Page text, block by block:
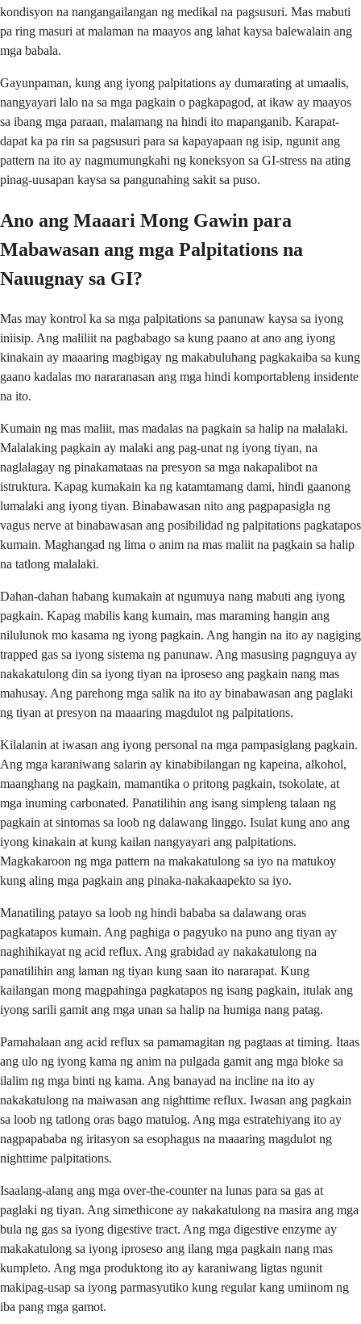
kondisyon na nangangailangan ng medikal na pagsusuri. Mas mabuti
pa ring masuri at malaman na maayos ang lahat kaysa balewalain ang
mga babala.
Gayunpaman, kung ang iyong palpitations ay dumarating at umaalis,
nangyayari lalo na sa mga pagkain o pagkapagod, at ikaw ay maayos
sa ibang mga paraan, malamang na hindi ito mapanganib. Karapat-
dapat ka pa rin sa pagsusuri para sa kapayapaan ng isip, ngunit ang
pattern na ito ay nagmumungkahi ng koneksyon sa GI-stress na ating
pinag-uusapan kaysa sa pangunahing sakit sa puso.
Ano ang Maaari Mong Gawin para
Mabawasan ang mga Palpitations na
Nauugnay sa GI?
Mas may kontrol ka sa mga palpitations sa panunaw kaysa sa iyong
iniisip. Ang maliliit na pagbabago sa kung paano at ano ang iyong
kinakain ay maaaring magbigay ng makabuluhang pagkakaiba sa kung
gaano kadalas mo nararanasan ang mga hindi komportableng insidente
na ito.
Kumain ng mas maliit, mas madalas na pagkain sa halip na malalaki.
Malalaking pagkain ay malaki ang pag-unat ng iyong tiyan, na
naglalagay ng pinakamataas na presyon sa mga nakapalibot na
istruktura. Kapag kumakain ka ng katamtamang dami, hindi gaanong
lumalaki ang iyong tiyan. Binabawasan nito ang pagpapasigla ng
vagus nerve at binabawasan ang posibilidad ng palpitations pagkatapos
kumain. Maghangad ng lima o anim na mas maliit na pagkain sa halip
na tatlong malalaki.
Dahan-dahan habang kumakain at ngumuya nang mabuti ang iyong
pagkain. Kapag mabilis kang kumain, mas maraming hangin ang
nilulunok mo kasama ng iyong pagkain. Ang hangin na ito ay nagiging
trapped gas sa iyong sistema ng panunaw. Ang masusing pagnguya ay
nakakatulong din sa iyong tiyan na iproseso ang pagkain nang mas
mahusay. Ang parehong mga salik na ito ay binabawasan ang paglaki
ng tiyan at presyon na maaaring magdulot ng palpitations.
Kilalanin at iwasan ang iyong personal na mga pampasiglang pagkain.
Ang mga karaniwang salarin ay kinabibilangan ng kapeina, alkohol,
maanghang na pagkain, mamantika o pritong pagkain, tsokolate, at
mga inuming carbonated. Panatilihin ang isang simpleng talaan ng
pagkain at sintomas sa loob ng dalawang linggo. Isulat kung ano ang
iyong kinakain at kung kailan nangyayari ang palpitations.
Magkakaroon ng mga pattern na makakatulong sa iyo na matukoy
kung aling mga pagkain ang pinaka-nakakaapekto sa iyo.
Manatiling patayo sa loob ng hindi bababa sa dalawang oras
pagkatapos kumain. Ang paghiga o pagyuko na puno ang tiyan ay
naghihikayat ng acid reflux. Ang grabidad ay nakakatulong na
panatilihin ang laman ng tiyan kung saan ito nararapat. Kung
kailangan mong magpahinga pagkatapos ng isang pagkain, itulak ang
iyong sarili gamit ang mga unan sa halip na humiga nang patag.
Pamahalaan ang acid reflux sa pamamagitan ng pagtaas at timing. Itaas
ang ulo ng iyong kama ng anim na pulgada gamit ang mga bloke sa
ilalim ng mga binti ng kama. Ang banayad na incline na ito ay
nakakatulong na maiwasan ang nighttime reflux. Iwasan ang pagkain
sa loob ng tatlong oras bago matulog. Ang mga estratehiyang ito ay
nagpapababa ng iritasyon sa esophagus na maaaring magdulot ng
nighttime palpitations.
Isaalang-alang ang mga over-the-counter na lunas para sa gas at
paglaki ng tiyan. Ang simethicone ay nakakatulong na masira ang mga
bula ng gas sa iyong digestive tract. Ang mga digestive enzyme ay
makakatulong sa iyong iproseso ang ilang mga pagkain nang mas
kumpleto. Ang mga produktong ito ay karaniwang ligtas ngunit
makipag-usap sa iyong parmasyutiko kung regular kang umiinom ng
iba pang mga gamot.